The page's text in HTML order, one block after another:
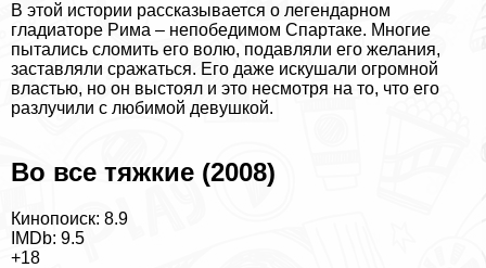
В этой истории рассказывается о легендарном
гладиаторе Рима – непобедимом Спартаке. Многие
пытались сломить его волю, подавляли его желания,
заставляли сражаться. Его даже искушали огромной
властью, но он выстоял и это несмотря на то, что его
разлучили с любимой дeвyшкой.
Во все тяжкие (2008)
Кинопоиск: 8.9
IMDb: 9.5
+18